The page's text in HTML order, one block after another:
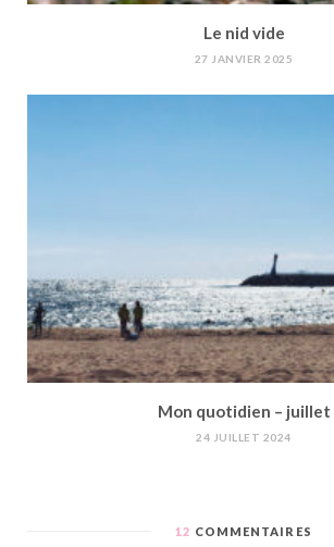
Le nid vide
27 JANVIER 2025
Mon quotidien – juillet
24 JUILLET 2024
12 COMMENTAIRES